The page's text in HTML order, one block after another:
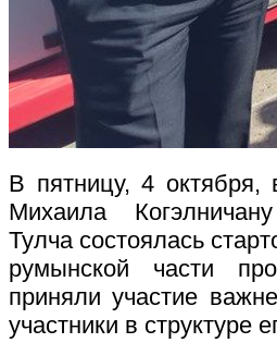
В пятницу, 4 октября,
Михаила
Тулча состоялась
румынской части
приняли участие
участники в структуре